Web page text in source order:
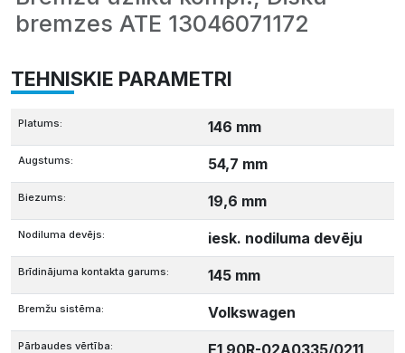
bremzes ATE 13046071172
TEHNISKIE PARAMETRI
Platums: 146 mm
Augstums: 54,7 mm
Biezums: 19,6 mm
Nodiluma devējs: iesk. nodiluma devēju
Brīdinājuma kontakta garums: 145 mm
Bremžu sistēma: Volkswagen
Pārbaudes vērtība: